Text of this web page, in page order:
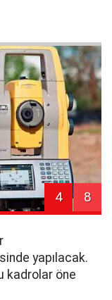
4 8
yapılacak.
kadrolar öne